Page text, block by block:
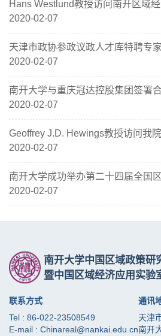
Hans Westlund教授访问南开区域
2020-02-07
天津市政协参政议政人才库特聘专
2020-02-07
南开大学与重庆冠达控股集团签署
2020-02-07
Geoffrey J.D. Hewings教授访问我
2020-02-07
南开大学成功举办第二十四届全国
2020-02-07
南开大学中国区域政策研
暨中国区域经济应用实验
联系方式
Tel : 86-022-23508549
E-mail : Chinareal@nankai.edu.cn
通讯
天津
南开